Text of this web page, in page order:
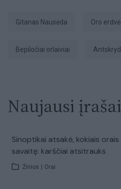
Gitanas Nausėda oro erdvė
bepiločiai orlaiviai
Naujausi įrašai
Sinoptikai atsakė, kokiais
savaitę: karščiai atsitrauks
Žinios Orai